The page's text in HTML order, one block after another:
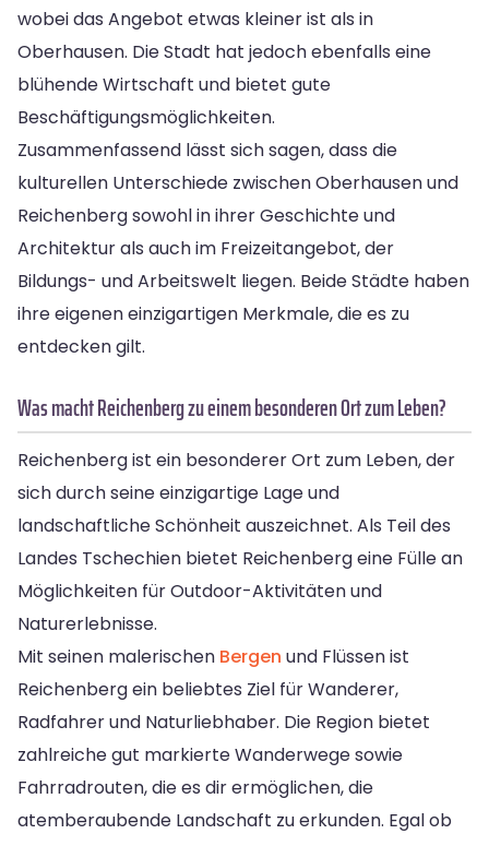
wobei das Angebot etwas kleiner ist als in
Oberhausen. Die Stadt hat jedoch ebenfalls eine
blühende Wirtschaft und bietet gute
Beschäftigungsmöglichkeiten.
Zusammenfassend lässt sich sagen, dass die
kulturellen Unterschiede zwischen Oberhausen und
Reichenberg sowohl in ihrer Geschichte und
Architektur als auch im Freizeitangebot, der
Bildungs- und Arbeitswelt liegen. Beide Städte haben
ihre eigenen einzigartigen Merkmale, die es zu
entdecken gilt.
Was macht Reichenberg zu einem besonderen Ort zum Leben?
Reichenberg ist ein besonderer Ort zum Leben, der
sich durch seine einzigartige Lage und
landschaftliche Schönheit auszeichnet. Als Teil des
Landes Tschechien bietet Reichenberg eine Fülle an
Möglichkeiten für Outdoor-Aktivitäten und
Naturerlebnisse.
Mit seinen malerischen Bergen und Flüssen ist
Reichenberg ein beliebtes Ziel für Wanderer,
Radfahrer und Naturliebhaber. Die Region bietet
zahlreiche gut markierte Wanderwege sowie
Fahrradrouten, die es dir ermöglichen, die
atemberaubende Landschaft zu erkunden. Egal ob